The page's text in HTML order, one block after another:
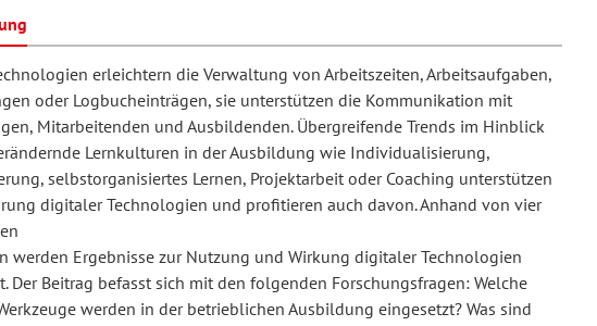
und Unterrichtsforschung
und
Forum
für
erleichtern die Verwaltung von Arbeitszeiten, Arbeitsaufgaben,
oder Logbucheinträgen, sie unterstützen die Kommunikation mit
Mitarbeitenden und Ausbildenden. Übergreifende Trends im Hinblick
Lernkulturen in der Ausbildung wie Individualisierung,
selbstorganisiertes Lernen, Projektarbeit oder Coaching unterstützen
digitaler Technologien und profitieren auch davon. Anhand von vier
werden Ergebnisse zur Nutzung und Wirkung digitaler Technologien
Der Beitrag befasst sich mit den folgenden Forschungsfragen: Welche
werden in der betrieblichen Ausbildung eingesetzt? Was sind